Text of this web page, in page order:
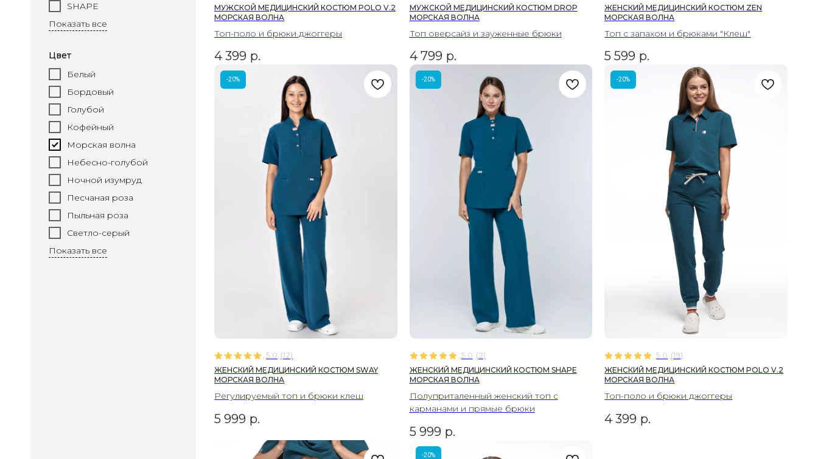
SHAPE
Показать все
Цвет
Белый
Бордовый
Голубой
Кофейный
Морская волна
Небесно-голубой
Ночной изумруд
Песчаная роза
Пыльная роза
Светло-серый
Показать все
МУЖСКОЙ МЕДИЦИНСКИЙ КОСТЮМ POLO V.2
МОРСКАЯ ВОЛНА
Топ-поло и брюки джоггеры
4 399 р.
МУЖСКОЙ МЕДИЦИНСКИЙ КОСТЮМ DROP
МОРСКАЯ ВОЛНА
Топ оверсайз и зауженные брюки
4 799 р.
ЖЕНСКИЙ МЕДИЦИНСКИЙ КОСТЮМ ZEN
МОРСКАЯ ВОЛНА
Топ с запахом и брюками "Клеш"
5 599 р.
-20%
5.0 (12)
ЖЕНСКИЙ МЕДИЦИНСКИЙ КОСТЮМ SWAY
МОРСКАЯ ВОЛНА
Регулируемый топ и брюки клеш
5 999 р.
-20%
5.0 (2)
ЖЕНСКИЙ МЕДИЦИНСКИЙ КОСТЮМ SHAPE
МОРСКАЯ ВОЛНА
Полуприталенный женский топ с
карманами и прямые брюки
5 999 р.
-20%
5.0 (19)
ЖЕНСКИЙ МЕДИЦИНСКИЙ КОСТЮМ POLO V.2
МОРСКАЯ ВОЛНА
Топ-поло и брюки джоггеры
4 399 р.
-20%